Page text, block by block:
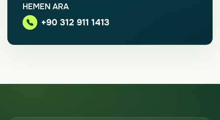
HEMEN ARA
+90 312 911 1413